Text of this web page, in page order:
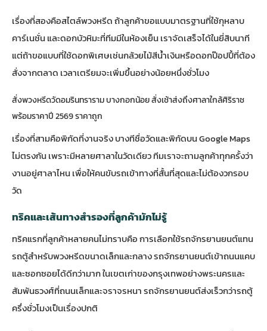
เรื่องที่สองคือสไตล์พวงหรีด ถ้าลูกค้าขอแบบมาตรฐานที่ใช้กุหลาบ
คาร์เนชั่น และดอกบัวหิมะที่ทีมมีในห้องเย็น เราจัดเสร็จได้ในยี่สิบนาที
แต่ถ้าขอแบบที่ใช้ดอกพิเศษเช่นกล้วยไม้สีน้ำเงินหรือดอกป๊อปปี้ที่ต้อง
สั่งจากตลาด เวลาเตรียมจะเพิ่มขึ้นอย่างน้อยหนึ่งชั่วโมง
สั่งพวงหรีดวัดอมรินทราราม บางกอกน้อย สั่งเช้าส่งถึงศาลาใกล้ศิริราช
พร้อมราคาปี 2569 ราคาถูก
เรื่องที่สามคือพิกัดที่งานจริง บางทีชื่อวัดและพิกัดบน Google Maps
ไม่ตรงกัน เพราะมีหลายศาลาในวัดเดียว ทีมเราจะถามลูกค้าทุกครั้งว่า
งานอยู่ศาลาไหน เพื่อให้คนขับรถเข้าทางที่สั้นที่สุดและไม่ต้องวกรอบ
วัด
ทริคและเส้นทางสำรองที่ลูกค้ามักไม่รู้
ทริคแรกที่ลูกค้าหลายคนไม่ทราบคือ การเลือกใช้รถจักรยานยนต์แทน
รถตู้สำหรับพวงหรีดขนาดเล็กและกลาง รถจักรยานยนต์เข้าถนนแคบ
และซอกซอยได้ดีกว่ามาก ในเขตเก่าของกรุงเทพอย่างพระนครและ
สัมพันธวงศ์ที่ถนนเล็กและจราจรหนา รถจักรยานยนต์ส่งเร็วกว่ารถตู้
ครึ่งชั่วโมงเป็นเรื่องปกติ